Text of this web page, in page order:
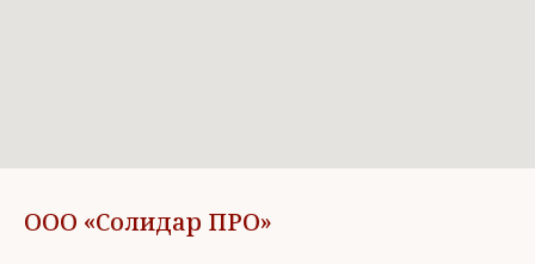
ООО «Солидар ПРО»